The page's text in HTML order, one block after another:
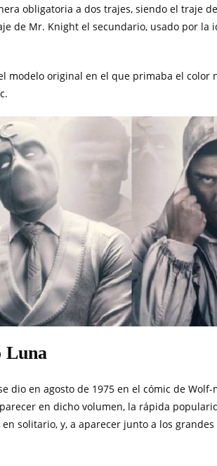
obligatoria a dos trajes, siendo el traje
de Mr. Knight el secundario, usado por la
modelo original en el que primaba el color
Luna
dio en agosto de 1975 en el cómic de
en dicho volumen, la rápida
solitario, y, a aparecer junto a los